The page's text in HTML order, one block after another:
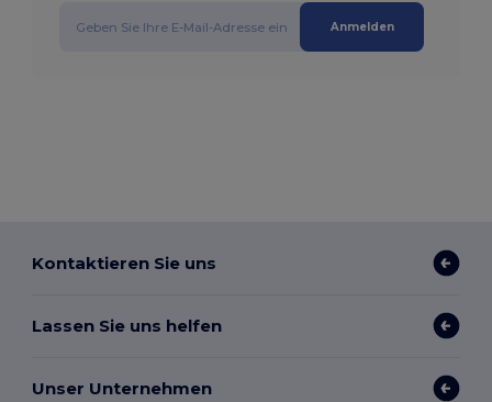
Anmelden
Kontaktieren Sie uns
Lassen Sie uns helfen
Unser Unternehmen